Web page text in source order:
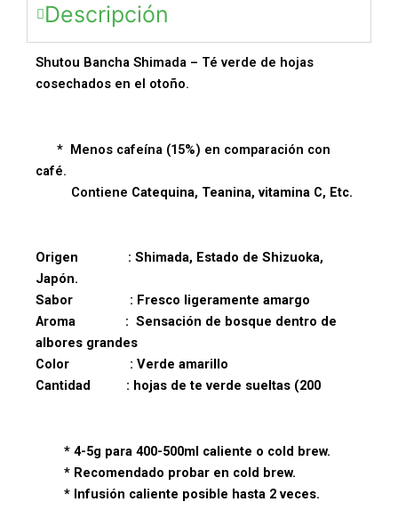
Descripción
Shutou Bancha Shimada – Té verde de hojas
cosechados en el otoño.
* Menos cafeína (15%) en comparación con
café.
Contiene Catequina, Teanina, vitamina C, Etc.
Origen : Shimada, Estado de Shizuoka,
Japón.
Sabor : Fresco ligeramente amargo
Aroma : Sensación de bosque dentro de
albores grandes
Color : Verde amarillo
Cantidad : hojas de te verde sueltas (200
* 4-5g para 400-500ml caliente o cold brew.
* Recomendado probar en cold brew.
* Infusión caliente posible hasta 2 veces.